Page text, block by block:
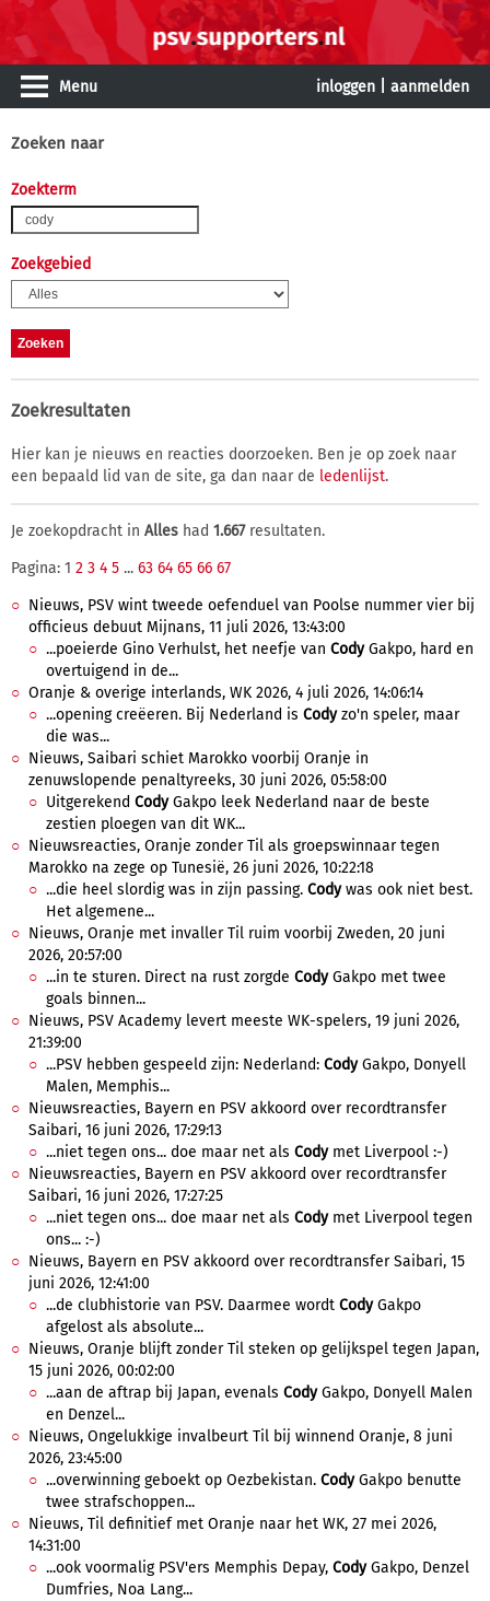
Menu inloggen aanmelden
Zoeken naar
Zoekterm
Zoekgebied
Zoekresultaten
Hier kan je nieuws en reacties doorzoeken. Ben je op zoek naar
een bepaald lid van de site, ga dan naar de ledenlijst.
Je zoekopdracht in Alles had 1.667resultaten.
Pagina: 1 2 3 4 5 ... 63 64 65 66 67
Nieuws, PSV wint tweede oefenduel van Poolse nummer vier bij
officieus debuut Mijnans, 11 juli 2026, 13:43:00
...poeierde Gino Verhulst, het neefje van CodyGakpo, hard en
overtuigend in de...
Oranje & overige interlands, WK 2026, 4 juli 2026, 14:06:14
...opening creëeren. Bij Nederland is Codyzo'n speler, maar
die was...
Nieuws, Saibari schiet Marokko voorbij Oranje in
zenuwslopende penaltyreeks, 30 juni 2026, 05:58:00
Uitgerekend CodyGakpo leek Nederland naar de beste
zestien ploegen van dit WK...
Nieuwsreacties, Oranje zonder Til als groepswinnaar tegen
Marokko na zege op Tunesië, 26 juni 2026, 10:22:18
...die heel slordig was in zijn passing. Codywas ook niet best.
Het algemene...
Nieuws, Oranje met invaller Til ruim voorbij Zweden, 20 juni
2026, 20:57:00
...in te sturen. Direct na rust zorgde CodyGakpo met twee
goals binnen...
Nieuws, PSV Academy levert meeste WK-spelers, 19 juni 2026,
21:39:00
...PSV hebben gespeeld zijn: Nederland: CodyGakpo, Donyell
Malen, Memphis...
Nieuwsreacties, Bayern en PSV akkoord over recordtransfer
Saibari, 16 juni 2026, 17:29:13
...niet tegen ons... doe maar net als Codymet Liverpool :-)
Nieuwsreacties, Bayern en PSV akkoord over recordtransfer
Saibari, 16 juni 2026, 17:27:25
...niet tegen ons... doe maar net als Codymet Liverpool tegen
ons... :-)
Nieuws, Bayern en PSV akkoord over recordtransfer Saibari, 15
juni 2026, 12:41:00
...de clubhistorie van PSV. Daarmee wordt CodyGakpo
afgelost als absolute...
Nieuws, Oranje blijft zonder Til steken op gelijkspel tegen Japan,
15 juni 2026, 00:02:00
...aan de aftrap bij Japan, evenals CodyGakpo, Donyell Malen
en Denzel...
Nieuws, Ongelukkige invalbeurt Til bij winnend Oranje, 8 juni
2026, 23:45:00
...overwinning geboekt op Oezbekistan. CodyGakpo benutte
twee strafschoppen...
Nieuws, Til definitief met Oranje naar het WK, 27 mei 2026,
14:31:00
...ook voormalig PSV'ers Memphis Depay, CodyGakpo, Denzel
Dumfries, Noa Lang...